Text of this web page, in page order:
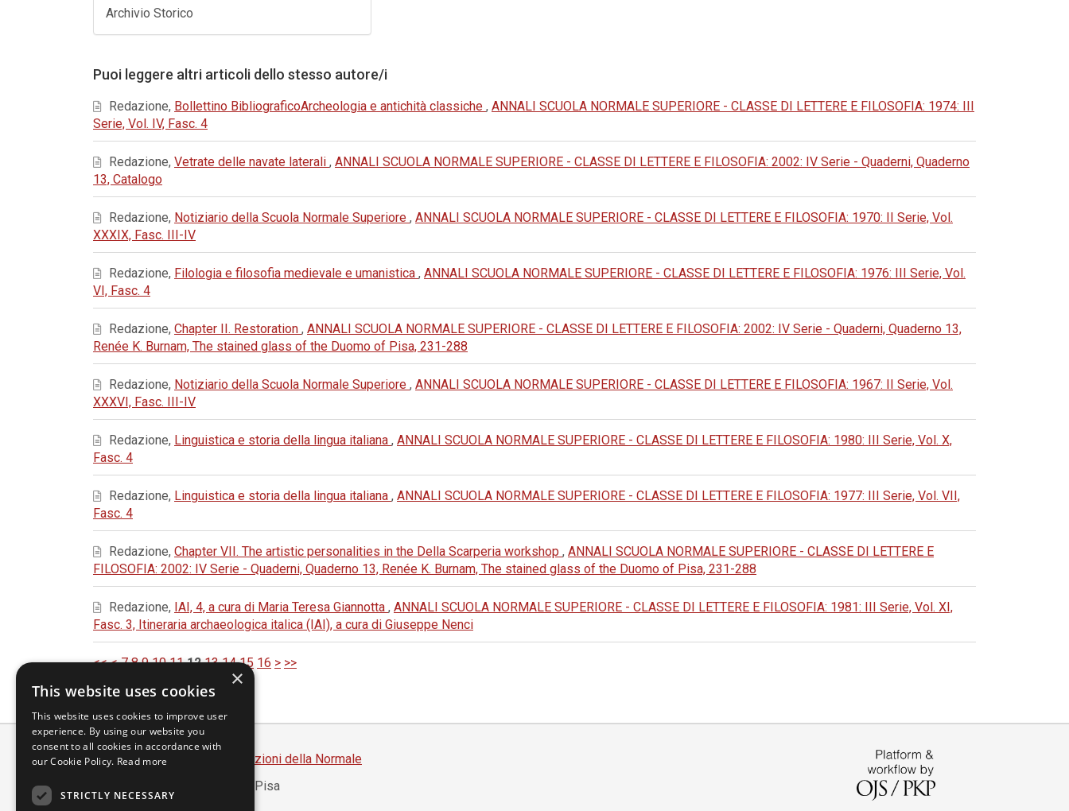
Archivio Storico
Puoi leggere altri articoli dello stesso autore/i
Redazione, Bollettino BibliograficoArcheologia e antichità classiche , ANNALI SCUOLA NORMALE SUPERIORE - CLASSE DI LETTERE E FILOSOFIA: 1974: III
Serie, Vol. IV, Fasc. 4
Redazione, Vetrate delle navate laterali , ANNALI SCUOLA NORMALE SUPERIORE - CLASSE DI LETTERE E FILOSOFIA: 2002: IV Serie - Quaderni, Quaderno
13, Catalogo
Redazione, Notiziario della Scuola Normale Superiore , ANNALI SCUOLA NORMALE SUPERIORE - CLASSE DI LETTERE E FILOSOFIA: 1970: II Serie, Vol.
XXXIX, Fasc. III-IV
Redazione, Filologia e filosofia medievale e umanistica , ANNALI SCUOLA NORMALE SUPERIORE - CLASSE DI LETTERE E FILOSOFIA: 1976: III Serie, Vol.
VI, Fasc. 4
Redazione, Chapter II. Restoration , ANNALI SCUOLA NORMALE SUPERIORE - CLASSE DI LETTERE E FILOSOFIA: 2002: IV Serie - Quaderni, Quaderno 13,
Renée K. Burnam, The stained glass of the Duomo of Pisa, 231-288
Redazione, Notiziario della Scuola Normale Superiore , ANNALI SCUOLA NORMALE SUPERIORE - CLASSE DI LETTERE E FILOSOFIA: 1967: II Serie, Vol.
XXXVI, Fasc. III-IV
Redazione, Linguistica e storia della lingua italiana , ANNALI SCUOLA NORMALE SUPERIORE - CLASSE DI LETTERE E FILOSOFIA: 1980: III Serie, Vol. X,
Fasc. 4
Redazione, Linguistica e storia della lingua italiana , ANNALI SCUOLA NORMALE SUPERIORE - CLASSE DI LETTERE E FILOSOFIA: 1977: III Serie, Vol. VII,
Fasc. 4
Redazione, Chapter VII. The artistic personalities in the Della Scarperia workshop , ANNALI SCUOLA NORMALE SUPERIORE - CLASSE DI LETTERE E
FILOSOFIA: 2002: IV Serie - Quaderni, Quaderno 13, Renée K. Burnam, The stained glass of the Duomo of Pisa, 231-288
Redazione, IAI, 4, a cura di Maria Teresa Giannotta , ANNALI SCUOLA NORMALE SUPERIORE - CLASSE DI LETTERE E FILOSOFIA: 1981: III Serie, Vol. XI,
Fasc. 3, Itineraria archaeologica italica (IAI), a cura di Giuseppe Nenci
<< < 7 8 9 10 11 12 13 14 15 16 > >>
Scuola Normale Superiore
Edizioni della Normale
Piazza dei Cavalieri, 7 - 56126 Pisa
×
This website uses cookies
This website uses cookies to improve user
experience. By using our website you
consent to all cookies in accordance with
our Cookie Policy. Read more
STRICTLY NECESSARY